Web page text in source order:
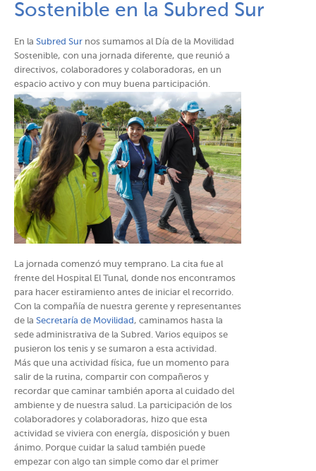
Sostenible en la Subred Sur
En la Subred Sur nos sumamos al Día de la Movilidad
Sostenible, con una jornada diferente, que reunió a
directivos, colaboradores y colaboradoras, en un
espacio activo y con muy buena participación.
La jornada comenzó muy temprano. La cita fue al
frente del Hospital El Tunal, donde nos encontramos
para hacer estiramiento antes de iniciar el recorrido.
Con la compañía de nuestra gerente y representantes
de la Secretaría de Movilidad , caminamos hasta la
sede administrativa de la Subred. Varios equipos se
pusieron los tenis y se sumaron a esta actividad.
Más que una actividad física, fue un momento para
salir de la rutina, compartir con compañeros y
recordar que caminar también aporta al cuidado del
ambiente y de nuestra salud. La participación de los
colaboradores y colaboradoras, hizo que esta
actividad se viviera con energía, disposición y buen
ánimo. Porque cuidar la salud también puede
empezar con algo tan simple como dar el primer